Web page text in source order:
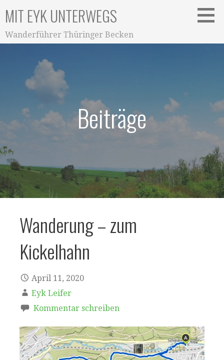
Inhalt
springen
MIT EYK UNTERWEGS
Wanderführer Thüringer Becken
Beiträge
Wanderung – zum
Kickelhahn
April 11, 2020
Eyk Leifer
Kommentar schreiben